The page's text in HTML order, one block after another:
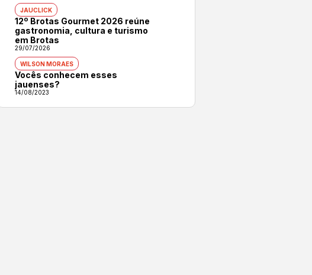
JAUCLICK
12º Brotas Gourmet 2026 reúne
gastronomia, cultura e turismo
em Brotas
29/07/2026
WILSON MORAES
Vocês conhecem esses
jauenses?
14/08/2023